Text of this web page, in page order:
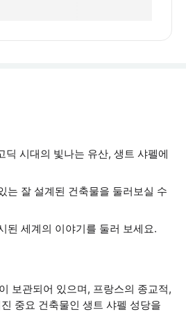
딕 시대의 빛나는 유산, 생트 샤펠에
는 잘 설계된 건축물을 둘러보실 수
된 세계의 이야기를 둘러 보세요.
보관되어 있으며, 프랑스의 종교적,
중요 건축물인 생트 샤펠 성당을